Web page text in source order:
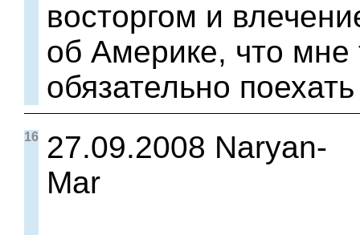
восторгом и
об Америке, что мне
обязательно
16
27.09.2008 Naryan-
Mar